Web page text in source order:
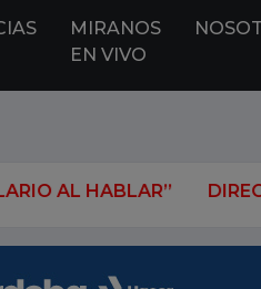
MIRANOS
EN VIVO
DIRECTOR DEL FBI,